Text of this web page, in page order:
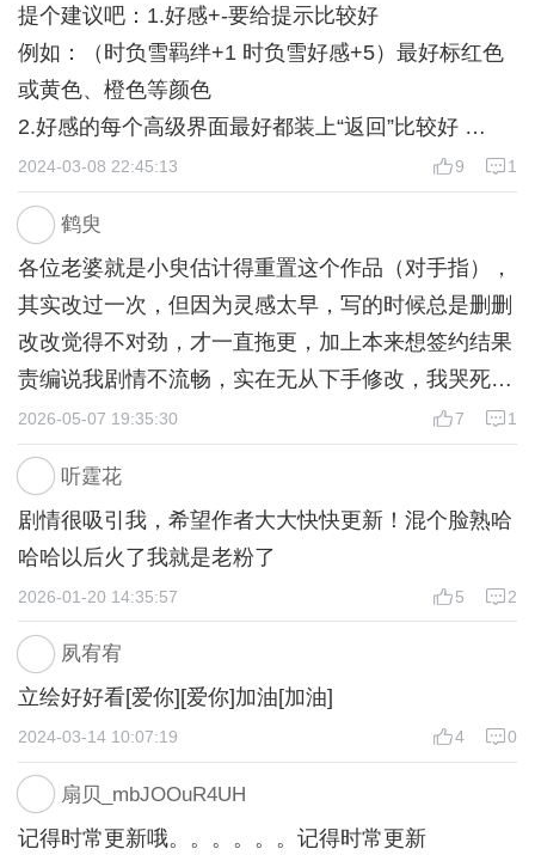
提个建议吧：1.好感+-要给提示比较好
例如：（时负雪羁绊+1 时负雪好感+5）最好标红色
或黄色、橙色等颜色
2.好感的每个高级界面最好都装上“返回”比较好
3.每个人物可以设置一个高级界面来介绍
4.高级剧情运镜时最好加一个自动播放
5.给爷爆更！！！！！很好看！！要丰富细节就好啦
~
插播一个小广告：
如果作者大大愿意的话+我Q 31零35一七861可以帮
你找个帮手
1
9
2024-03-08 22:45:13
鹤臾
各位老婆就是小臾估计得重置这个作品（对手指），
其实改过一次，但因为灵感太早，写的时候总是删删
改改觉得不对劲，才一直拖更，加上本来想签约结果
责编说我剧情不流畅，实在无从下手修改，我哭死，
我要重写一个[捂脸][捂脸][捂脸]
1
7
2026-05-07 19:35:30
听霆花
剧情很吸引我，希望作者大大快快更新！混个脸熟哈
哈哈以后火了我就是老粉了
2
5
2026-01-20 14:35:57
夙宥宥
立绘好好看[爱你][爱你]加油[加油]
0
4
2024-03-14 10:07:19
扇贝_mbJOOuR4UH
记得时常更新哦。。。。。。记得时常更新